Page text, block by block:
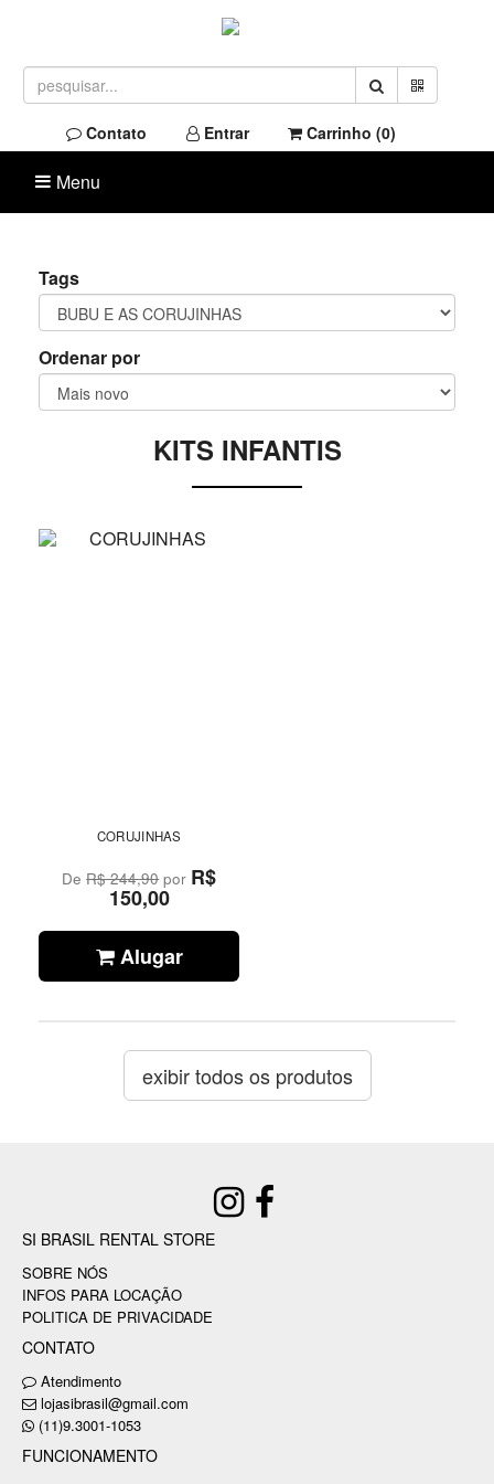
Contato Entrar Carrinho (0)
Menu
Tags
Ordenar por
KITS INFANTIS
CORUJINHAS
DeR$ 244,90por R$
150,00
Alugar
exibir todos os produtos
SI BRASIL RENTAL STORE
SOBRE NÓS
INFOS PARA LOCAÇÃO
POLITICA DE PRIVACIDADE
CONTATO
Atendimento
lojasibrasil@gmail.com
(11)9.3001-1053
FUNCIONAMENTO